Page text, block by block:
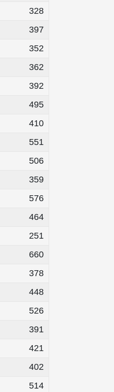
328
397
352
362
392
495
410
551
506
359
576
464
251
660
378
448
526
391
421
402
514